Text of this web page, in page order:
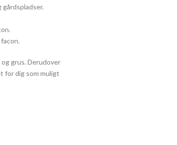
grus. Derudover
for dig som muligt